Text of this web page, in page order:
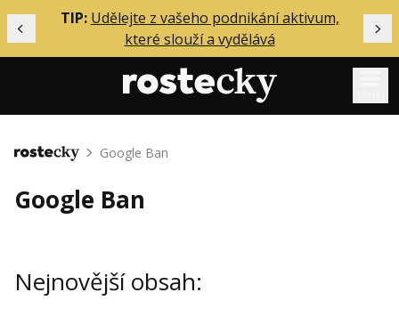
Předchozí
TIP: Udělejte z vašeho podnikání aktivum,
které slouží a vydělává
Mentoring
Solo
Inzerce
Domů Google Ban
Google Ban
Nejnovější obsah: